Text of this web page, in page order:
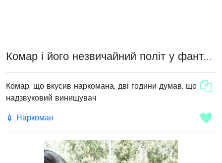
Комар і його незвичайний політ у фантазії
Комар, що вкусив наркомана, дві години думав, що він
надзвуковий винищувач.
💉 Наркоман